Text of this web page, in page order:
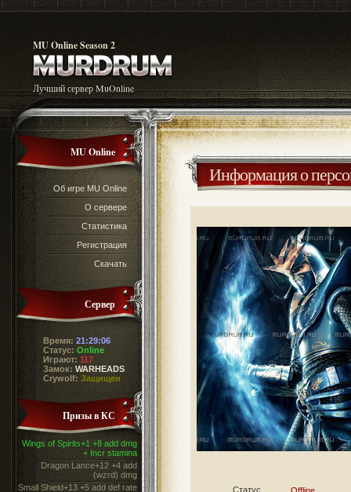
MU Online Season 2
Лучший сервер MuOnline
MU Online
Об игре MU Online
О сервере
Статистика
Регистрация
Скачать
Сервер
Время: 21:29:07
Статус: Online
Играют: 117
Замок: WARHEADS
Crywolf: Защищен
Призы в КС
Wings of Spirits+1 +8 add dmg
+ Incr stamina
Dragon Lance+12 +4 add
(wzrd) dmg
Small Shield+13 +5 add def rate
Информация о
Статус